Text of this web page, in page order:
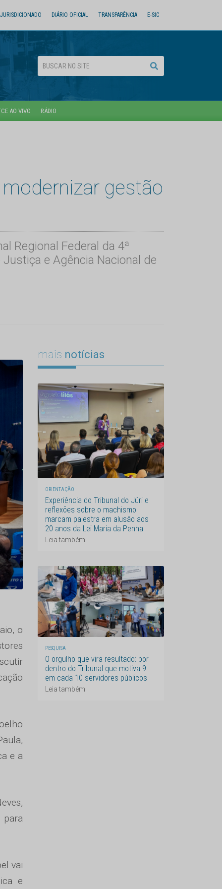
JURISDICIONADO DIÁRIO OFICIAL TRANSPARÊNCIA E-SIC
AO VIVO RÁDIO
gestão
Regional Federal da 4ª
e Agência Nacional de
o
e a
vai
e
mais notícias
ORIENTAÇÃO
Experiência do Tribunal do Júri e
reflexões sobre o machismo
marcam palestra em alusão aos
20 anos da Lei Maria da Penha
Leia também
PESQUISA
O orgulho que vira resultado: por
dentro do Tribunal que motiva 9
em cada 10 servidores públicos
Leia também